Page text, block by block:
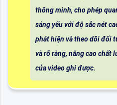
thông minh, cho phép
sáng yếu với độ sắc nét
phát hiện và theo dõi đối
và rõ ràng, nâng cao chất
của video ghi được.